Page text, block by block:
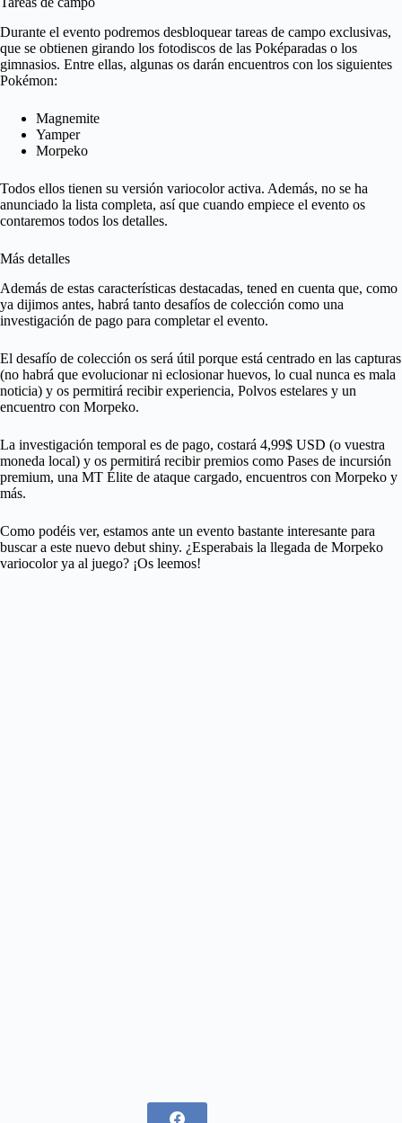
Durante el evento podremos desbloquear tareas de campo exclusivas,
que se obtienen girando los fotodiscos de las Poképaradas o los
gimnasios. Entre ellas, algunas os darán encuentros con los siguientes
Pokémon:
Magnemite
Yamper
Morpeko
Todos ellos tienen su versión variocolor activa. Además, no se ha
anunciado la lista completa, así que cuando empiece el evento os
contaremos todos los detalles.
Más detalles
Además de estas características destacadas, tened en cuenta que, como
ya dijimos antes, habrá tanto desafíos de colección como una
investigación de pago para completar el evento.
El desafío de colección os será útil porque está centrado en las capturas
(no habrá que evolucionar ni eclosionar huevos, lo cual nunca es mala
noticia) y os permitirá recibir experiencia, Polvos estelares y un
encuentro con Morpeko.
La investigación temporal es de pago, costará 4,99$ USD (o vuestra
moneda local) y os permitirá recibir premios como Pases de incursión
premium, una MT Élite de ataque cargado, encuentros con Morpeko y
más.
Como podéis ver, estamos ante un evento bastante interesante para
buscar a este nuevo debut shiny. ¿Esperabais la llegada de Morpeko
variocolor ya al juego? ¡Os leemos!